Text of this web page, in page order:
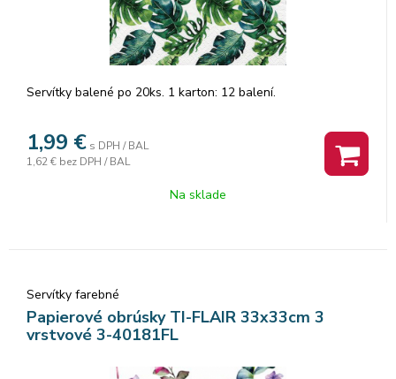
Servítky balené po 20ks. 1 karton: 12 balení.
1,99 € s DPH / BAL
1,62 € bez DPH / BAL
Na sklade
Servítky farebné
Papierové obrúsky TI-FLAIR 33x33cm 3
vrstvové 3-40181FL